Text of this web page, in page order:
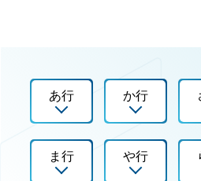
あ行 か行
ま行 や行